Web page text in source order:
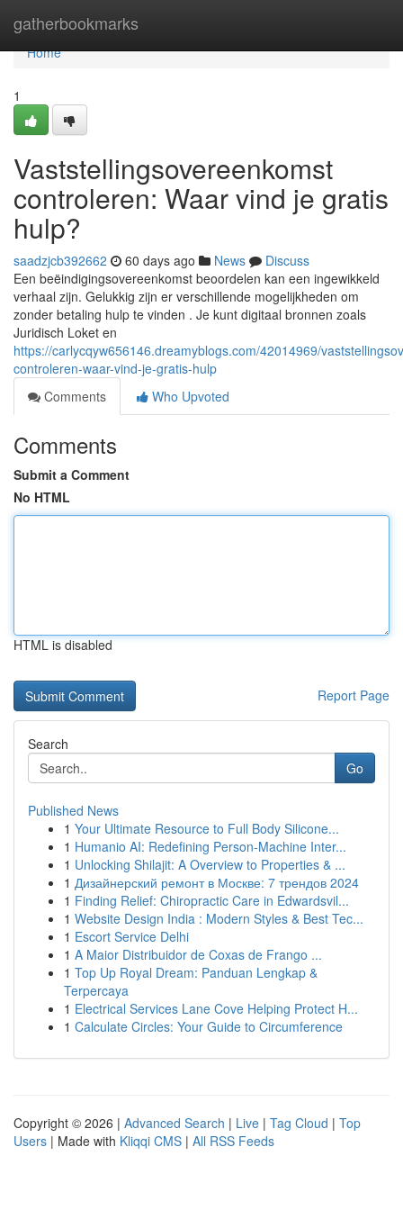
gatherbookmarks
Home
Home
1
Vaststellingsovereenkomst
controleren: Waar vind je gratis
hulp?
saadzjcb392662 60 days ago News
Discuss
Een beëindigingsovereenkomst beoordelen kan een ingewikkeld
verhaal zijn. Gelukkig zijn er verschillende mogelijkheden om
zonder betaling hulp te vinden . Je kunt digitaal bronnen zoals
Juridisch Loket en
https://carlycqyw656146.dreamyblogs.com/42014969/
controleren-waar-vind-je-gratis-hulp
Comments
Who Upvoted
Comments
Submit a Comment
No HTML
HTML is disabled
Report Page
Search
Go
Published News
1 Your Ultimate Resource to Full Body Silicone...
1 Humanio AI: Redefining Person-Machine Inter...
1 Unlocking Shilajit: A Overview to Properties & ...
1 Дизайнерский ремонт в Москве: 7 трендов 2024
1 Finding Relief: Chiropractic Care in Edwardsvil...
1 Website Design India : Modern Styles & Best Tec...
1 Escort Service Delhi
1 A Maior Distribuidor de Coxas de Frango ...
1 Top Up Royal Dream: Panduan Lengkap &
Terpercaya
1 Electrical Services Lane Cove Helping Protect H...
1 Calculate Circles: Your Guide to Circumference
Copyright © 2026 | Advanced Search | Live | Tag Cloud | Top
Users | Made with Kliqqi CMS | All RSS Feeds